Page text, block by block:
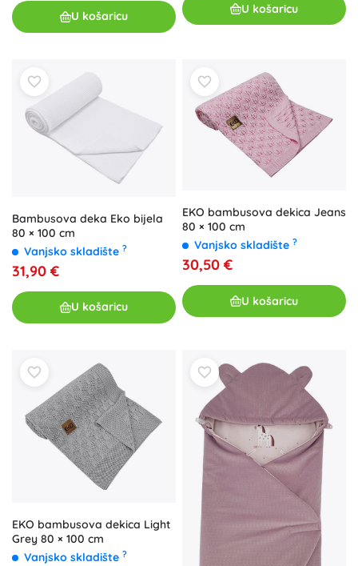
U košaricu
U košaricu
Bambusova deka Eko bijela
80 × 100 cm
Vanjsko skladište ?
31,90 €
U košaricu
EKO bambusova dekica Jeans
80 × 100 cm
Vanjsko skladište ?
30,50 €
U košaricu
EKO bambusova dekica Light
Grey 80 × 100 cm
Vanjsko skladište ?